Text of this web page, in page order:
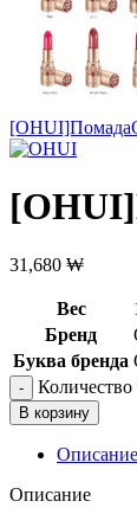
31,680 ₩
Вес
Бренд
Буква бренда
В корзину
Описание
Описание